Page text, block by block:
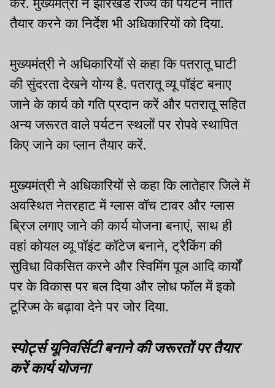
करें. मुख्यमंत्री ने झारखंड राज्य की पर्यटन नीति
तैयार करने का निर्देश भी अधिकारियों को दिया.
मुख्यमंत्री ने अधिकारियों से कहा कि पतरातू घाटी
की सुंदरता देखने योग्य है. पतरातू व्यू पॉइंट बनाए
जाने के कार्य को गति प्रदान करें और पतरातू सहित
अन्य जरूरत वाले पर्यटन स्थलों पर रोपवे स्थापित
किए जाने का प्लान तैयार करें.
मुख्यमंत्री ने अधिकारियों से कहा कि लातेहार जिले में
अवस्थित नेतरहाट में ग्लास वॉच टावर और ग्लास
ब्रिज लगाए जाने की कार्य योजना बनाएं, साथ ही
वहां कोयल व्यू पॉइंट कॉटेज बनाने, ट्रैकिंग की
सुविधा विकसित करने और स्विमिंग पूल आदि कार्यों
पर के विकास पर बल दिया और लोध फॉल में इको
टूरिज्म के बढ़ावा देने पर जोर दिया.
स्पोर्ट्स यूनिवर्सिटी बनाने की जरूरतों पर तैयार
करें कार्य योजना